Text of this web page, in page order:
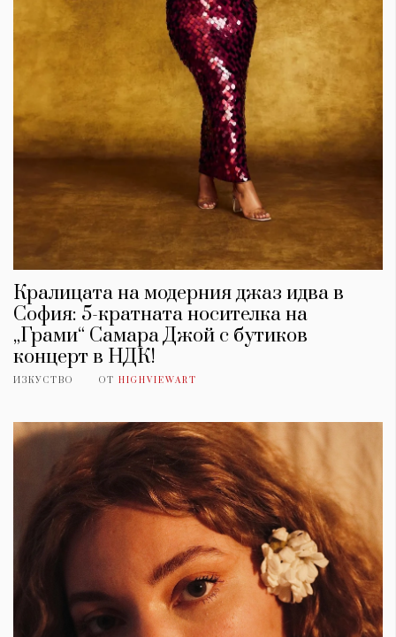
Кралицата на модерния джаз идва в
София: 5-кратната носителка на
„Грами“ Самара Джой с бутиков
концерт в НДК!
ИЗКУСТВО ОТ HIGHVIEWART